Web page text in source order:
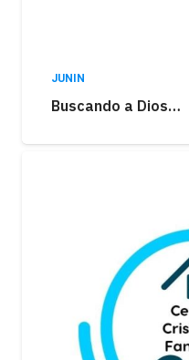
JUNIN
Buscando a Dios…